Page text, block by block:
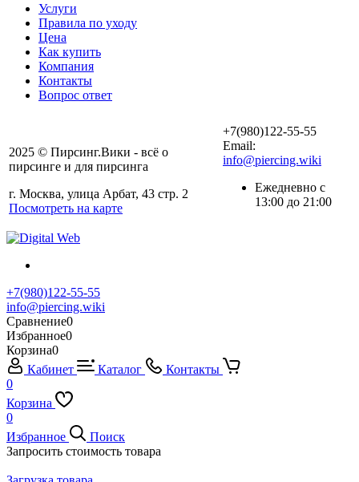
Услуги
Правила по уходу
Цена
Как купить
Компания
Контакты
Вопрос ответ
2025 © Пирсинг.Вики - всё о
пирсинге и для пирсинга
г. Москва, улица Арбат, 43 стр. 2
Посмотреть на карте
+7(980)122-55-55
Email:
info@piercing.wiki
Ежедневно с
13:00 до 21:00
+7(980)122-55-55
info@piercing.wiki
Сравнение0
Избранное0
Корзина0
Кабинет
Каталог
Контакты
0
Корзина
0
Избранное
Поиск
Запросить стоимость товара